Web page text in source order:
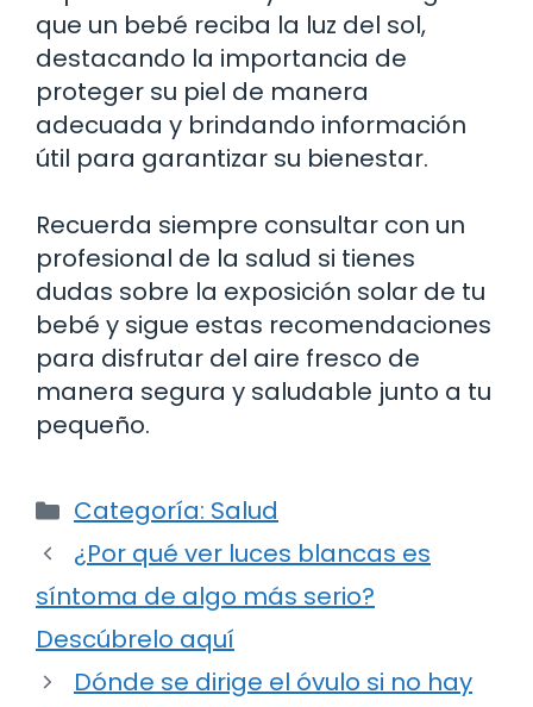
que un bebé reciba la luz del sol,
destacando la importancia de
proteger su piel de manera
adecuada y brindando información
útil para garantizar su bienestar.
Recuerda siempre consultar con un
profesional de la salud si tienes
dudas sobre la exposición solar de tu
bebé y sigue estas recomendaciones
para disfrutar del aire fresco de
manera segura y saludable junto a tu
pequeño.
Categorías
Categoría: Salud
¿Por qué ver luces blancas es
síntoma de algo más serio?
Descúbrelo aquí
Dónde se dirige el óvulo si no hay